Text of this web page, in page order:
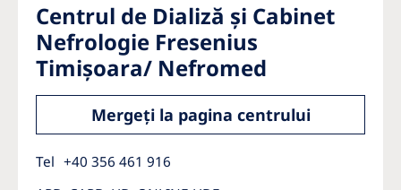
Centrul de Dializă și Cabinet
Nefrologie Fresenius
Timișoara/ Nefromed
Mergeți la pagina centrului
Tel +40 356 461 916